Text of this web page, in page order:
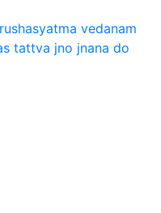
vedanam
tattva jno jnana do